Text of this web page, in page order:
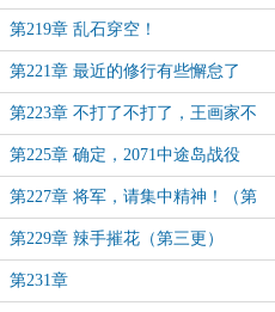
第219章 乱石穿空！
第221章 最近的修行有些懈怠了
（第一更）
第223章 不打了不打了，王画家不
打了
第225章 确定，2071中途岛战役
（第二更）
第227章 将军，请集中精神！（第
一更）
第229章 辣手摧花（第三更）
第231章